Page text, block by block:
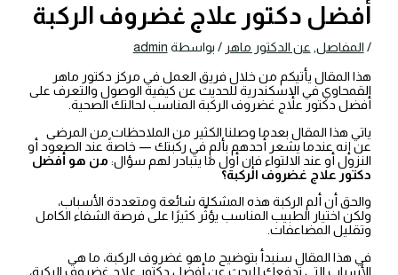
أفضل دكتور علاج غضروف الركبة
/ المفاصل عن الدكتور ماهر / بواسطة admin
هذا المقال يأتيكم من خلال فريق العمل في مركز دكتور ماهر
القمحاوي في الإسكندرية للحديث عن كيفية الوصول والتعرف على
أفضل دكتور علاج غضروف الركبة المناسب لحالتك الصحية.
ياتي هذا المقال بعدما وصلنا الكثير من الملاحظات من المرضى
عن إنه عندما يشعر أحدهم بألمٍ في ركبتك — خاصةً عند الصعود أو
النزول أو عند الالتواء فإن أول ما يتبادر لهم سؤال: من هو أفضل
دكتور علاج غضروف الركبة؟
والحق أن ألم الركبة هذه المشكلة شائعة ومتعددة الأسباب،
ولكن اختيار الطبيب المناسب يؤثّر كثيرًا على فرصة الشفاء الكامل
وتقليل المضاعفات.
في هذا المقال سنبدأ بتوضيح ما هو غضروف الركبة، ما هي
الأسباب التي تدفعك للبحث عن أفضل دكتور علاج غضروف الركبة،